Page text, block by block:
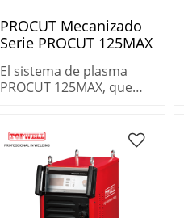
PROCUT Mecanizado
Serie PROCUT 125MAX
El sistema de plasma
PROCUT 125MAX, que
plasma de aire, corta
metales gruesos
rápidamente.